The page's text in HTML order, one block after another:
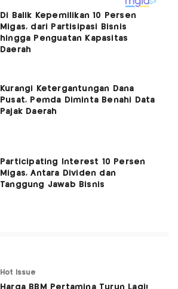
Di Balik Kepemilikan 10 Persen
Migas, dari Partisipasi Bisnis
hingga Penguatan Kapasitas
Daerah
Kurangi Ketergantungan Dana
Pusat, Pemda Diminta Benahi Data
Pajak Daerah
Participating Interest 10 Persen
Migas, Antara Dividen dan
Tanggung Jawab Bisnis
Hot Issue
Harga BBM Pertamina Turun Lagi!